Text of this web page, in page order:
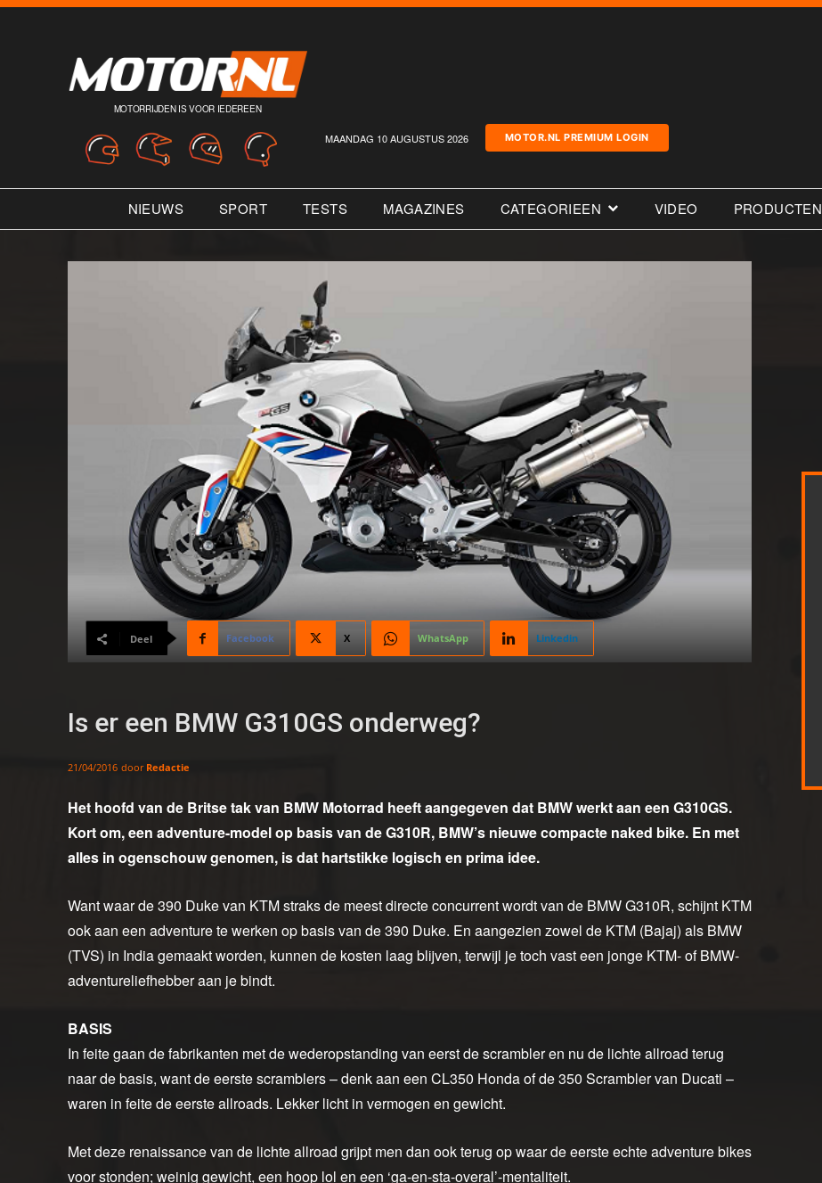
MOTORRIJDEN IS VOOR IEDEREEN
MAANDAG 10 AUGUSTUS 2026 MOTOR.NL PREMIUM LOGIN
NIEUWS SPORT TESTS MAGAZINES CATEGORIEEN VIDEO PRODUCTEN
Deel Facebook X WhatsApp Linkedin
Is er een BMW G310GS onderweg?
21/04/2016 door Redactie
Het hoofd van de Britse tak van BMW Motorrad heeft aangegeven dat BMW werkt aan een G310GS.
Kort om, een adventure-model op basis van de G310R, BMW’s nieuwe compacte naked bike. En met
alles in ogenschouw genomen, is dat hartstikke logisch en prima idee.
Want waar de 390 Duke van KTM straks de meest directe concurrent wordt van de BMW G310R, schijnt KTM
ook aan een adventure te werken op basis van de 390 Duke. En aangezien zowel de KTM (Bajaj) als BMW
(TVS) in India gemaakt worden, kunnen de kosten laag blijven, terwijl je toch vast een jonge KTM- of BMW-
adventureliefhebber aan je bindt.
BASIS
In feite gaan de fabrikanten met de wederopstanding van eerst de scrambler en nu de lichte allroad terug
naar de basis, want de eerste scramblers – denk aan een CL350 Honda of de 350 Scrambler van Ducati –
waren in feite de eerste allroads. Lekker licht in vermogen en gewicht.
Met deze renaissance van de lichte allroad grijpt men dan ook terug op waar de eerste echte adventure bikes
voor stonden; weinig gewicht, een hoop lol en een ‘ga-en-sta-overal’-mentaliteit.